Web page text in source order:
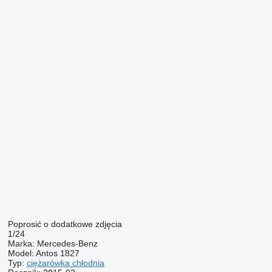
Poprosić o dodatkowe zdjęcia
1/24
Marka: Mercedes-Benz
Model: Antos 1827
Typ: ciężarówka chłodnia